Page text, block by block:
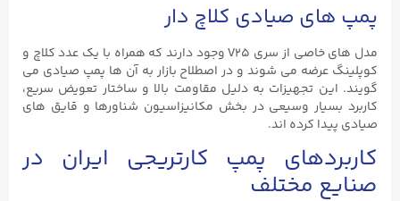
پمپ‌ های صیادی کلاچ ‌دار
مدل ‌های خاصی از سری V25 وجود دارند که همراه با یک عدد کلاچ و
کوپلینگ عرضه می‌ شوند و در اصطلاح بازار به آن‌ ها پمپ صیادی می
‌گویند. این تجهیزات به دلیل مقاومت بالا و ساختار تعویض سریع،
کاربرد بسیار وسیعی در بخش مکانیزاسیون شناورها و قایق ‌های
صیادی پیدا کرده ‌اند.
کاربردهای پمپ کارتریجی ایران در
صنایع مختلف